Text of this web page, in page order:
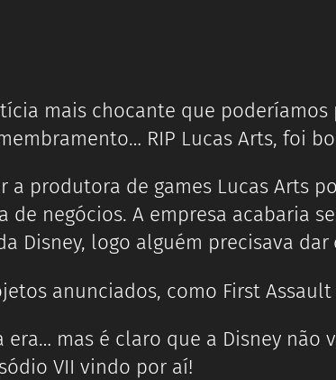
mais chocante que poderíamos
RIP Lucas Arts, foi
a produtora de games Lucas Arts
de negócios. A empresa acabaria
Disney, logo alguém precisava
anunciados, como First
era… mas é claro que a Disney não
VII vindo por aí!